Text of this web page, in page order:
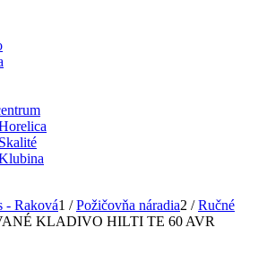
- Raková1 / Požičovňa náradia2 / Ručné
KLADIVO HILTI TE 60 AVR